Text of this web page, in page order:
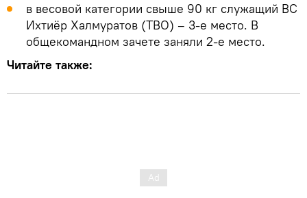
в весовой категории свыше 90 кг служащий ВС
Ихтиёр Халмуратов (ТВО) – 3-е место. В
общекомандном зачете заняли 2-е место.
Читайте также: